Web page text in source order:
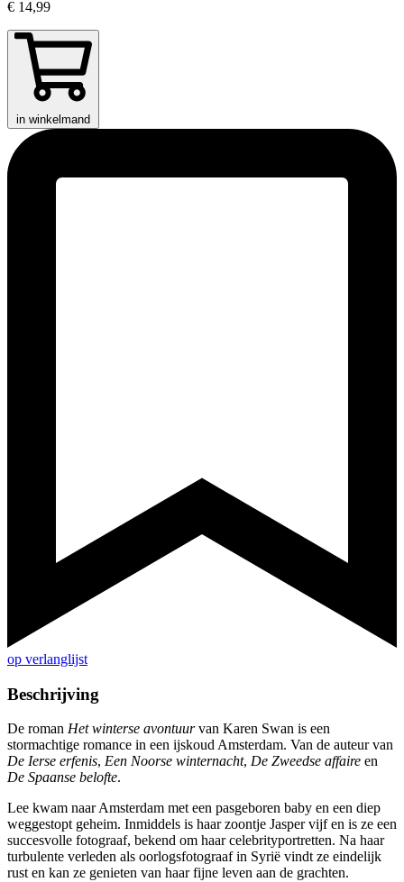
€ 14,99
in winkelmand
op verlanglijst
Beschrijving
De roman Het winterse avontuurvan Karen Swan is een
stormachtige romance in een ijskoud Amsterdam. Van de auteur van
De Ierse erfenis, Een Noorse winternacht, De Zweedse affaire en
De Spaanse belofte.
Lee kwam naar Amsterdam met een pasgeboren baby en een diep
weggestopt geheim. Inmiddels is haar zoontje Jasper vijf en is ze een
succesvolle fotograaf, bekend om haar celebrityportretten. Na haar
turbulente verleden als oorlogsfotograaf in Syrië vindt ze eindelijk
rust en kan ze genieten van haar fijne leven aan de grachten.